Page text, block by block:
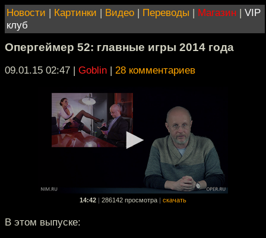
Новости | Картинки | Видео | Переводы | Магазин | VIP
клуб
Опергеймер 52: главные игры 2014 года
09.01.15 02:47 | Goblin | 28 комментариев
14:42 286142 просмотра скачать
В этом выпуске: